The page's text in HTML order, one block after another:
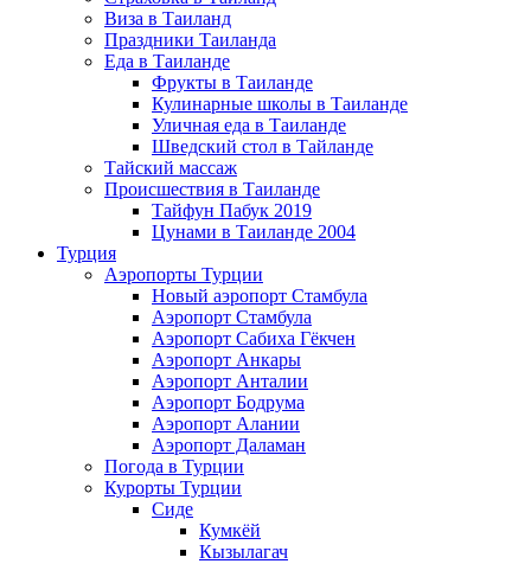
Виза в Таиланд
Праздники Таиланда
Еда в Таиланде
Фрукты в Таиланде
Кулинарные школы в Таиланде
Уличная еда в Таиланде
Шведский стол в Тайланде
Тайский массаж
Происшествия в Таиланде
Тайфун Пабук 2019
Цунами в Таиланде 2004
Турция
Аэропорты Турции
Новый аэропорт Стамбула
Аэропорт Стамбула
Аэропорт Сабиха Гёкчен
Аэропорт Анкары
Аэропорт Анталии
Аэропорт Бодрума
Аэропорт Алании
Аэропорт Даламан
Погода в Турции
Курорты Турции
Сиде
Кумкёй
Кызылагач